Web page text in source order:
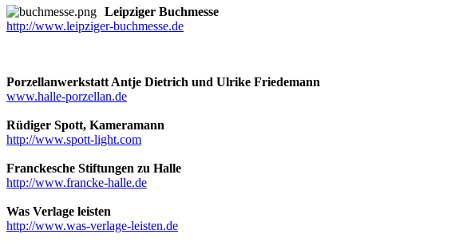
Leipziger Buchmesse
http://www.leipziger-buchmesse.de
Porzellanwerkstatt Antje Dietrich und Ulrike Friedemann
www.halle-porzellan.de
Rüdiger Spott, Kameramann
http://www.spott-light.com
Franckesche Stiftungen zu Halle
http://www.francke-halle.de
Was Verlage leisten
http://www.was-verlage-leisten.de